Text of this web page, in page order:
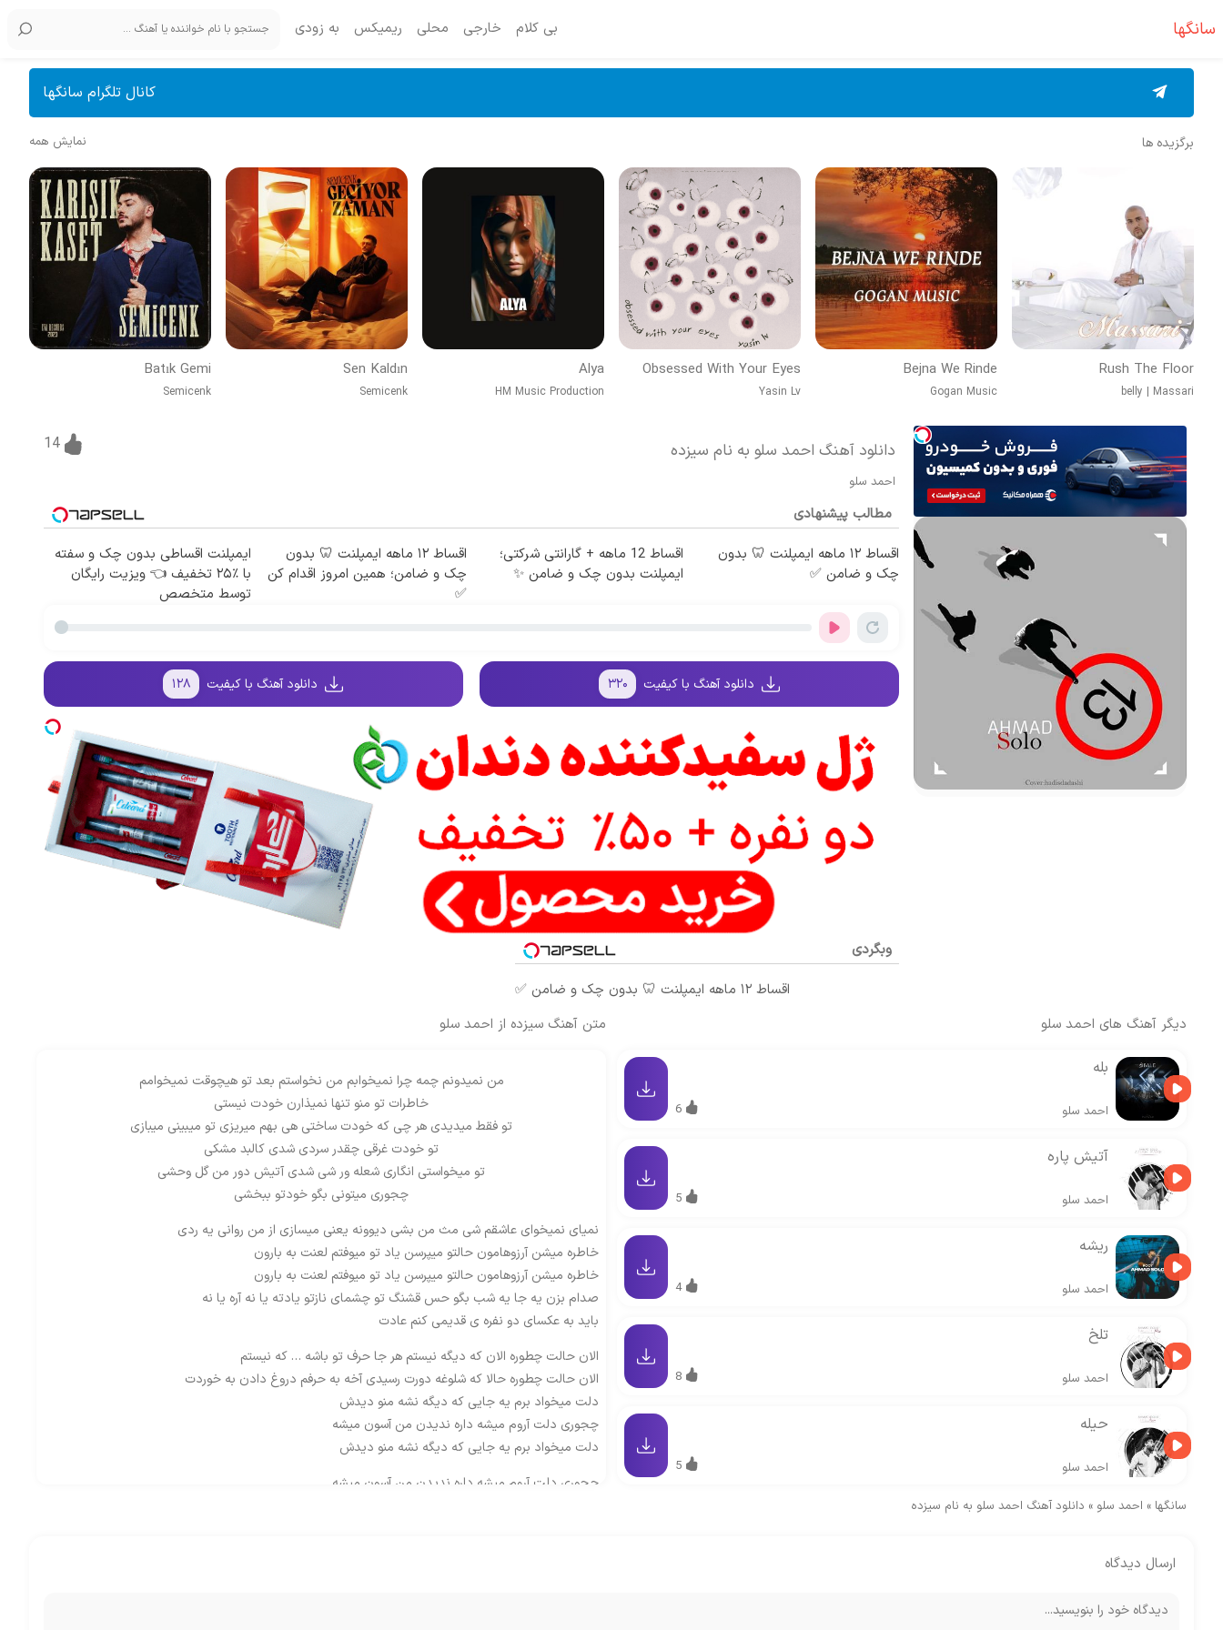
سانگها بی کلام خارجی محلی ریمیکس به زودی
کانال تلگرام سانگها
برگزیده ها نمایش همه
Rush The Floor
belly | Massari
Bejna We Rinde
Gogan Music
Obsessed With Your Eyes
Yasin Lv
Alya
HM Music Production
Sen Kaldın
Semicenk
Batık Gemi
Semicenk
دانلود آهنگ احمد سلو به نام سیزده
احمد سلو
14
مطالب پیشنهادی
اقساط ۱۲ ماهه ایمپلنت 🦷 بدون
چک و ضامن ✅
اقساط 12 ماهه + گارانتی شرکتی؛
ایمپلنت بدون چک و ضامن ✨
اقساط ۱۲ ماهه ایمپلنت 🦷 بدون
چک و ضامن؛ همین امروز اقدام کن
✅
ایمپلنت اقساطی بدون چک و سفته
با ٪۲۵ تخفیف 👈 ویزیت رایگان
توسط متخصص
دانلود آهنگ با کیفیت ۳۲۰ دانلود آهنگ با کیفیت ۱۲۸
وبگردی
اقساط ۱۲ ماهه ایمپلنت 🦷 بدون چک و ضامن ✅
متن آهنگ سیزده از احمد سلو
من نمیدونم چمه چرا نمیخوابم من نخواستم بعد تو هیچوقت نمیخوامم
خاطرات تو منو تنها نمیذارن خودت نیستی
تو فقط میدیدی هر چی که خودت ساختی هی بهم میریزی تو میبینی میبازی
تو خودت غرقی چقدر سردی شدی کالبد مشکی
تو میخواستی انگاری شعله ور شی شدی آتیش دور من گل وحشی
چجوری میتونی بگو خودتو ببخشی
نمیای نمیخوای عاشقم شی مث من بشی دیوونه یعنی میسازی از من روانی یه ردی
خاطره میشن آرزوهامون حالتو میپرسن یاد تو میوفتم لعنت به بارون
خاطره میشن آرزوهامون حالتو میپرسن یاد تو میوفتم لعنت به بارون
صدام بزن یه جا یه شب بگو حس قشنگ تو چشمای نازتو یادته یا نه آره یا نه
باید به عکسای دو نفره ی قدیمی کنم عادت
الان حالت چطوره الان که دیگه نیستم هر جا حرف تو باشه … که نیستم
الان حالت چطوره حالا که شلوغه دورت رسیدی آخه به حرفم دروغ دادن به خوردت
دلت میخواد برم یه جایی که دیگه نشه منو دیدش
چجوری دلت آروم میشه داره ندیدن من آسون میشه
دلت میخواد برم یه جایی که دیگه نشه منو دیدش
چجوری دلت آروم میشه داره ندیدن من آسون میشه
دیگر آهنگ های احمد سلو
بله
احمد سلو 6
آتیش پاره
احمد سلو 5
ریشه
احمد سلو 4
تلخ
احمد سلو 8
حیله
احمد سلو 5
سانگها » احمد سلو » دانلود آهنگ احمد سلو به نام سیزده
ارسال دیدگاه